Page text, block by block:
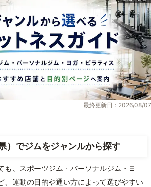
最終更新日：2026/08/07
）でジムをジャンルから探す
も、スポーツジム・パーソナルジム・ヨ
、運動の目的や通い方によって選びやすい